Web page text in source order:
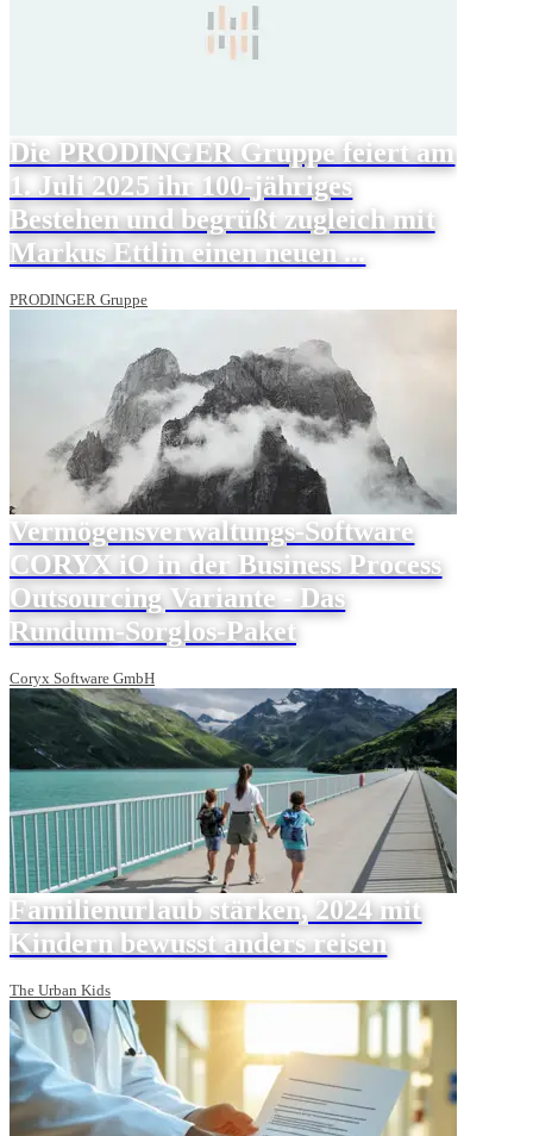
Die PRODINGER Gruppe feiert am
1. Juli 2025 ihr 100-jähriges
Bestehen und begrüßt zugleich mit
Markus Ettlin einen neuen ...
PRODINGER Gruppe
Vermögensverwaltungs-Software
CORYX iO in der Business Process
Outsourcing Variante - Das
Rundum-Sorglos-Paket
Coryx Software GmbH
Familienurlaub stärken, 2024 mit
Kindern bewusst anders reisen
The Urban Kids